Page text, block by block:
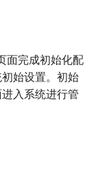
面完成初始化配
始设置。初始
入系统进行管